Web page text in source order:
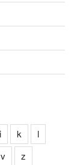
i k
l
v
z